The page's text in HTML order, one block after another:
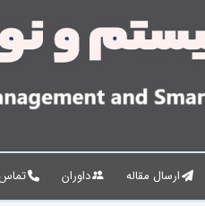
ارسال مقاله داوران تماس